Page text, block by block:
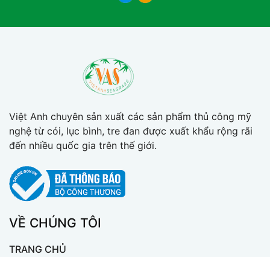
Việt Anh chuyên sản xuất các sản phẩm thủ công mỹ
nghệ từ cói, lục bình, tre đan được xuất khẩu rộng rãi
đến nhiều quốc gia trên thế giới.
VỀ CHÚNG TÔI
TRANG CHỦ